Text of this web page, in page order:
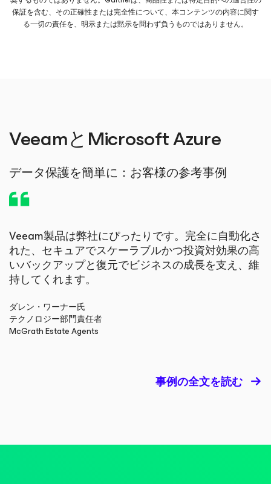
保証を含む、その正確性または完全性について、本コンテンツの内容に関す
る一切の責任を、明示または黙示を問わず負うものではありません。
VeeamとMicrosoft Azure
データ保護を簡単に：お客様の参考事例
Veeam製品は弊社にぴったりです。完全に自動化さ
れた、セキュアでスケーラブルかつ投資対効果の高
いバックアップと復元でビジネスの成長を支え、維
持してくれます。
ダレン・ワーナー氏
テクノロジー部門責任者
McGrath Estate Agents
事例の全文を読む